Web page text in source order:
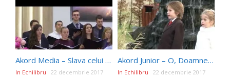
Akord Media – Slava celui Sfant
In Echilibru 22 decembrie 2017
Akord Junior – O, Doamne ce favoare
In Echilibru 22 decembrie 2017